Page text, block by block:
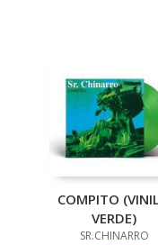
COMPITO
VERDE)
SR.CHINARRO